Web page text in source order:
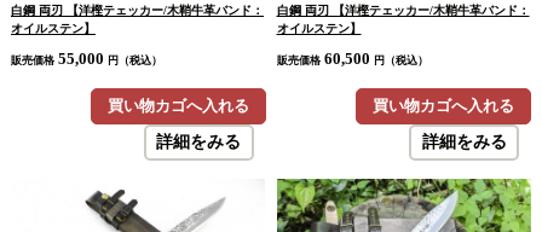
白鋼 両刃 【洋樫テェッカー/木鞘牛革バンド：
オイルステン】
販売価格 55,000 円（税込）
買い物カゴへ入れる
詳細をみる
白鋼 両刃 【洋樫テェッカー/木鞘牛革バンド：
オイルステン】
販売価格 60,500 円（税込）
買い物カゴへ入れる
詳細をみる